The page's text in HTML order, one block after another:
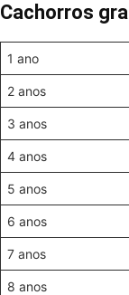
Cachorros
1 ano
2 anos
3 anos
4 anos
5 anos
6 anos
7 anos
8 anos